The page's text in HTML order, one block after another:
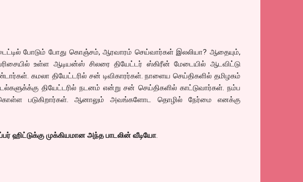
போடும் போது கொஞ்சம், ஆரவாரம் செய்வார்கள் இலலியா? ஆதையும்,
உள்ள ஆடியன்ஸ் சிலரை தியேட்டர் ஸ்கிரீன் மேடையில் ஆடவிட்டு
கமலா தியேட்டரில் சன் டிவிகாரர்கள். நாளைய செய்திகளில் தமிழகம்
தியேட்டரில் நடனம் என்று சன் செய்திகளில் காட்டுவார்கள். நம்ப
படுகிறார்கள். ஆனாலும் அவங்களோட தொழில் நேர்மை எனக்கு
ஹிட்டுக்கு முக்கியமான அந்த பாடலின் வீடியோ